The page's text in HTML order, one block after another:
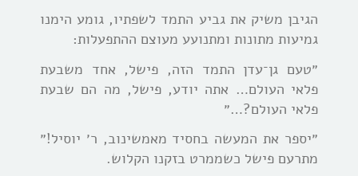
הגיבן משיק את גביע התמד לשפתיו, גומע הימנו
גמיעות מתונות ומתנועע מעוצם ההתפעלות:
״טעם גן־עדן התמד הזה, פישל, אחד משבעת
פלאי העולם… אתה יודע, פישל, מה הם שבעת
פלאי העולם?…״
״יספר את המעשה בחסיד מאמשינוב, ר׳ יוסיל!״
מתרעם פישל כשממרט בזקנו הקלוש.